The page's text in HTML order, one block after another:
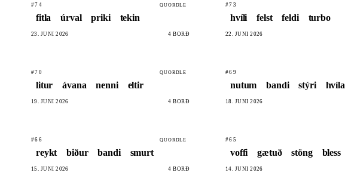
#74 QUORDLE
fitla úrval priki tekin
23. JÚNÍ 2026 4 BORÐ
#73
hvíli felst feldi turbo
22. JÚNÍ 2026
#70 QUORDLE
litur ávana nenni eltir
19. JÚNÍ 2026 4 BORÐ
#69
nutum bandi stýri hvíla
18. JÚNÍ 2026
#66 QUORDLE
reykt biður bandi smurt
15. JÚNÍ 2026 4 BORÐ
#65
voffi gætuð stöng bless
14. JÚNÍ 2026